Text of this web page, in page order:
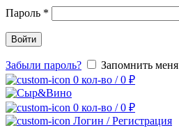
Пароль *
Войти
Забыли пароль?
Запомнить меня
0 кол-во / 0 ₽
0 кол-во / 0 ₽
Логин / Регистрация